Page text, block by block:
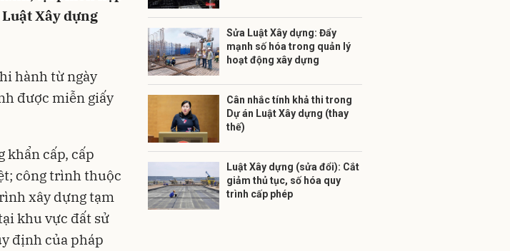
Xây dựng
hành từ ngày
được miễn giấy
khẩn cấp, cấp
công trình thuộc
xây dựng tạm
khu vực đất sử
định của pháp
Sửa Luật Xây dựng: Đẩy
mạnh số hóa trong quản lý
hoạt động xây dựng
Cân nhắc tính khả thi trong
Dự án Luật Xây dựng (thay
thế)
Luật Xây dựng (sửa đổi): Cắt
giảm thủ tục, số hóa quy
trình cấp phép